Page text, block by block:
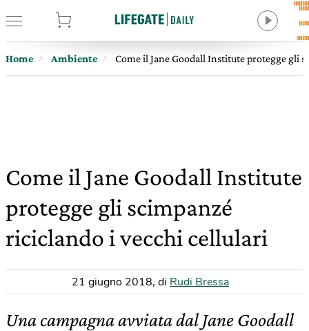
Home Ambiente Come il Jane Goodall Institute protegge gli
Come il Jane Goodall Institute
protegge gli scimpanzé
riciclando i vecchi cellulari
21 giugno 2018, di Rudi Bressa
Una campagna avviata dal Jane Goodall